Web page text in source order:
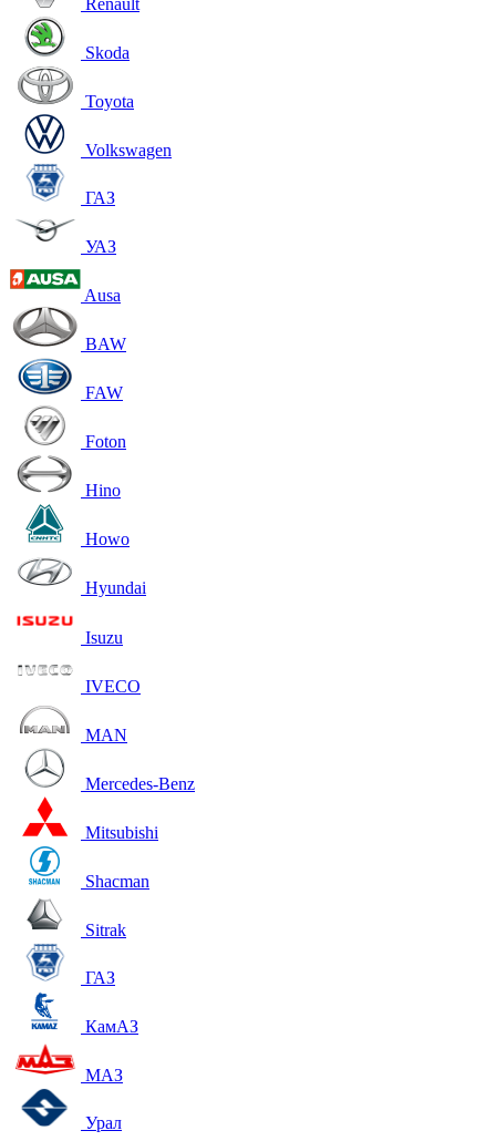
Renault
Skoda
Toyota
Volkswagen
ГАЗ
УАЗ
Ausa
BAW
FAW
Foton
Hino
Howo
Hyundai
Isuzu
IVECO
MAN
Mercedes-Benz
Mitsubishi
Shacman
Sitrak
ГАЗ
КамАЗ
МАЗ
Урал